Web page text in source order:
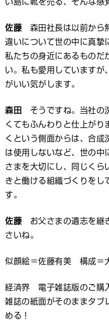
佐藤森田社長は以前から
違いについて世の中に真摯
私たちの身近にあるものだ
い。私も愛用していますが
がいい気がします。
森田
そうですね。当社の
くてもふんわりと仕上がり
くという側面からは、合成
は使用しないなど、世の中
さまを大切にし、同じくら
きと働ける組織づくりをし
す。
佐藤お父さまの遺志を継
さいね。
似顔絵＝佐藤有美 構成
経済界 電子雑誌版のご購
雑誌の紙面がそのままタブ
める！